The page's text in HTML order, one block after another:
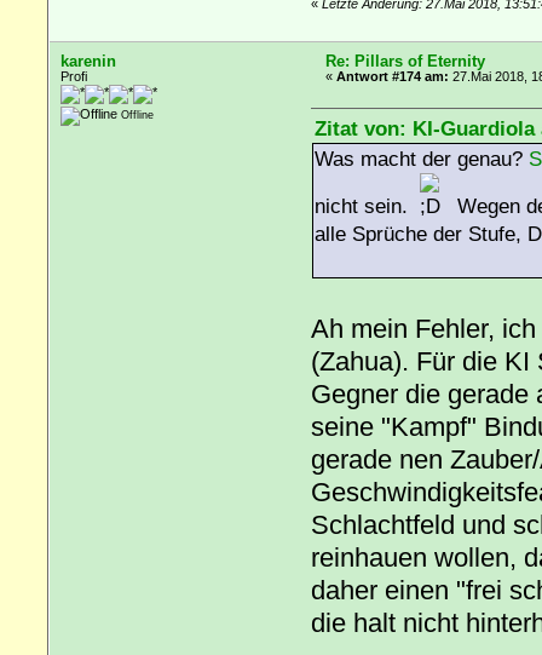
« Letzte Änderung: 27.Mai 2018,
karenin
Profi
Offline
Re: Pillars of Eternity
«Antwort #174 am: 27.Mai 2018,
Zitat von: KI-Guardiola
Was macht der genau?
nicht sein.
Wegen
alle Sprüche der Stufe,
Ah mein Fehler,
(Zahua). Für die
Gegner die gerade
seine "Kampf"
gerade nen
Schlachtfeld und
reinhauen wollen,
daher einen "frei
die halt nicht